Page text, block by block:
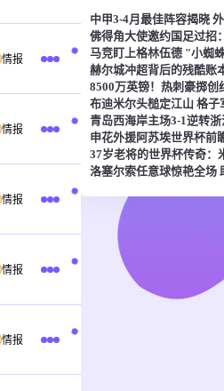
情报
情报
情报
情报
情报